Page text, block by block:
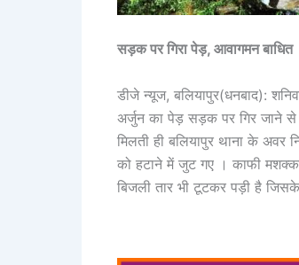
सड़क पर गिरा पेड़, आवागमन बाधित
डीजे न्यूज, बलियापुर(धनबाद):
अर्जुन का पेड़ सड़क पर गिर जाने
मिलती ही बलियापुर थाना के
को हटाने में जुट गए । काफी
बिजली तार भी टूटकर पड़ी है